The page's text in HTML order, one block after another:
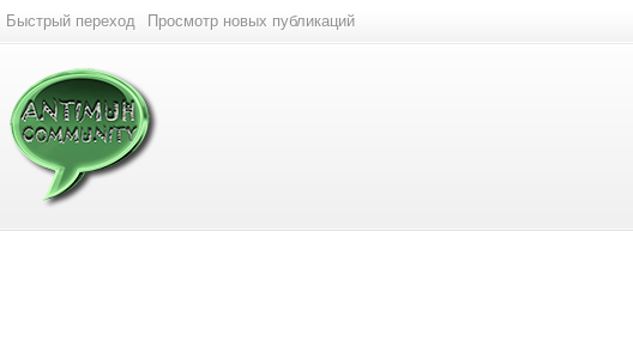
Быстрый переход Просмотр новых публикаций